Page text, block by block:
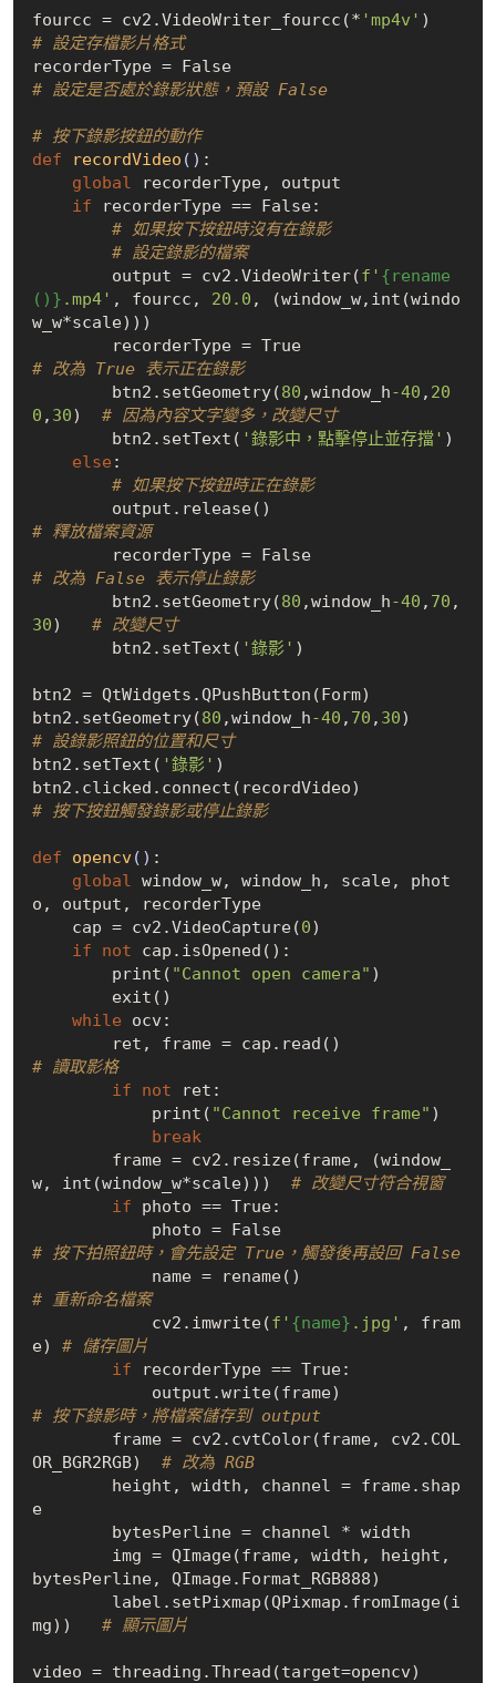
fourcc = cv2.VideoWriter_fourcc(* 'mp4v'
# 設定存檔影片格式
recorderType = False
# 設定是否處於錄影狀態，預設 False
# 按下錄影按鈕的動作
def
recordVideo () :
global
recorderType, output
if recorderType == False:
# 如果按下按鈕時沒有在錄影
# 設定錄影的檔案
        output = cv2.VideoWriter(
f' {rename
()} .mp4' , fourcc, 20.0 , (window_w,int(windo
w_w*scale)))
        recorderType =
True
# 改為 True 表示正在錄影
        btn2.setGeometry(
80 ,window_h-40 , 20
0 , 30) # 因為內容文字變多，改變尺寸
        btn2.setText(
'錄影中，點擊停止並存擋' )
else :
# 如果按下按鈕時正在錄影
# 釋放檔案資源
        recorderType =
False
# 改為 False 表示停止錄影
        btn2.setGeometry(
80 ,window_h-40 , 70 ,
30) # 改變尺寸
        btn2.setText(
'錄影' )
btn2 = QtWidgets.QPushButton(Form)
btn2.setGeometry(80 ,window_h-40 , 70 , 30
# 設錄影照鈕的位置和尺寸
btn2.setText( '錄影' )
# 按下按鈕觸發錄影或停止錄影
def opencv() :
global
window_w, window_h, scale, phot
o, output, recorderType
    cap = cv2.VideoCapture(
0)
if
not cap.isOpened():
        print(
"Cannot open camera" )
while ocv:
# 讀取影格
if
not ret:
            print(
"Cannot receive frame" )
break
w, int(window_w*scale))) # 改變尺寸符合視窗
if photo == True:
            photo =
False
# 按下拍照鈕時，會先設定 True，觸發後再設回 False
# 重新命名檔案
            cv2.imwrite(
f' {name} .jpg' , fram
e) # 儲存圖片
if recorderType == True:
# 按下錄影時，將檔案儲存到 output
OR_BGR2RGB) # 改為 RGB
e
bytesPerline, QImage.Format_RGB888)
mg)) # 顯示圖片